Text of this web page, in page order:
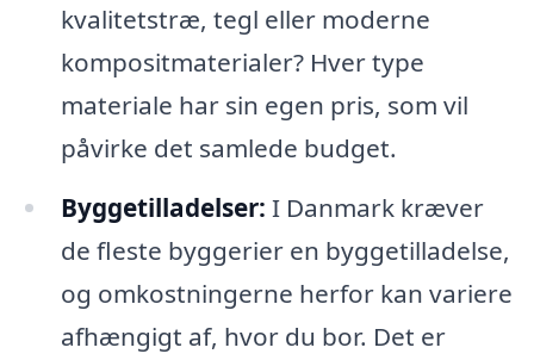
kvalitetstræ, tegl eller moderne
kompositmaterialer? Hver type
materiale har sin egen pris, som vil
påvirke det samlede budget.
Byggetilladelser: I Danmark kræver
de fleste byggerier en byggetilladelse,
og omkostningerne herfor kan variere
afhængigt af, hvor du bor. Det er